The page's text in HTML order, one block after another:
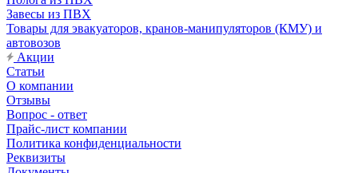
Завесы из ПВХ
Товары для эвакуаторов, кранов-манипуляторов (КМУ) и
автовозов
Акции
Статьи
О компании
Отзывы
Вопрос - ответ
Прайс-лист компании
Политика конфиденциальности
Реквизиты